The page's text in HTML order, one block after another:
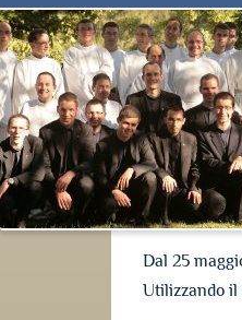
Dal 25
Utilizzando